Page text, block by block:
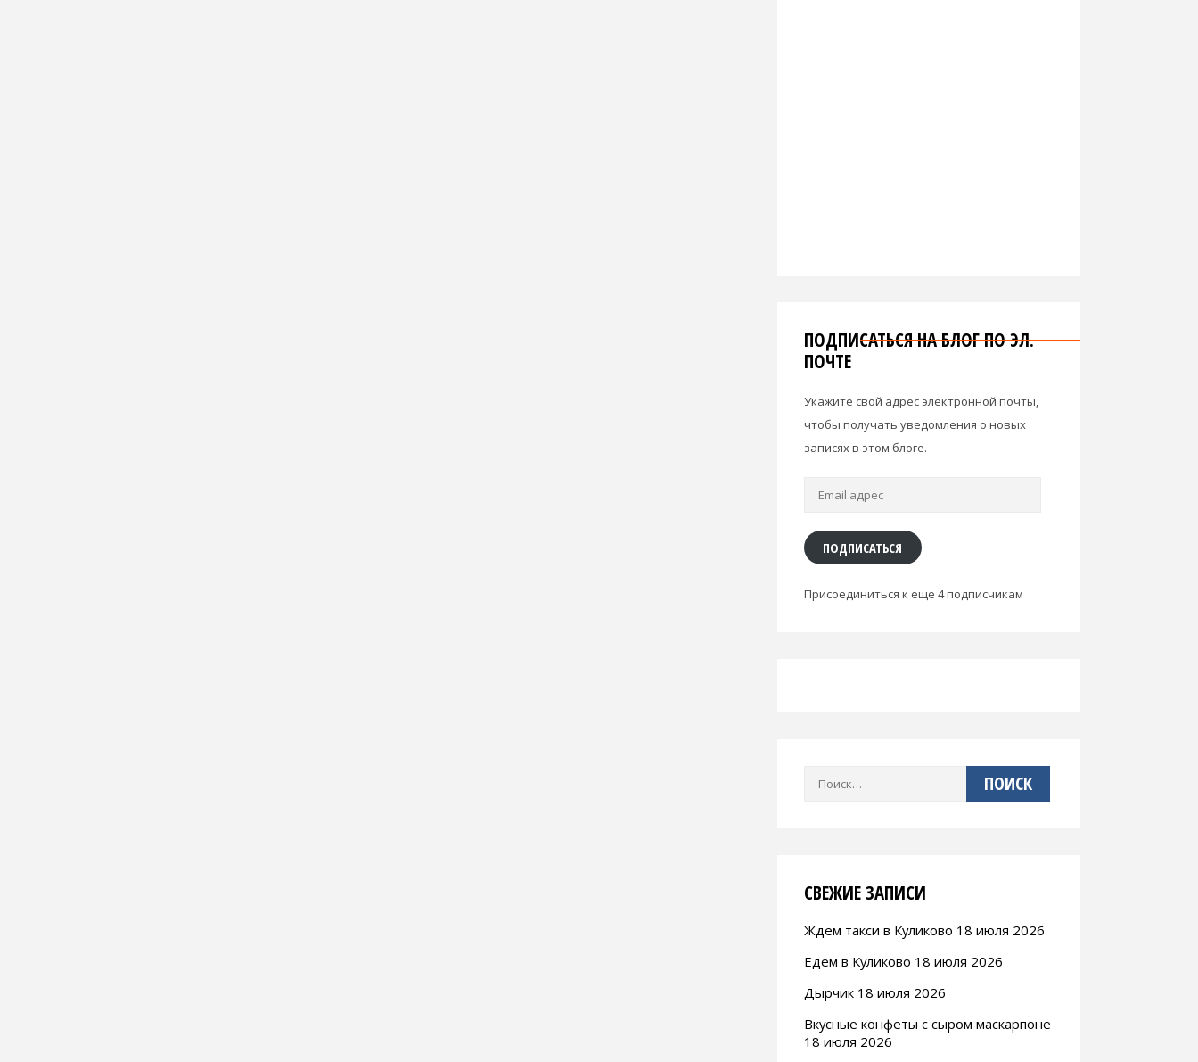
ПОДПИСАТЬСЯ НА БЛОГ ПО ЭЛ.
ПОЧТЕ
Укажите свой адрес электронной почты,
чтобы получать уведомления о новых
записях в этом блоге.
Email
ПОДПИСАТЬСЯ
Присоединиться к еще 4 подписчикам
СВЕЖИЕ ЗАПИСИ
Ждем такси в Куликово 18 июля 2026
Едем в Куликово 18 июля 2026
Дырчик 18 июля 2026
Вкусные конфеты с сыром маскарпоне
18 июля 2026